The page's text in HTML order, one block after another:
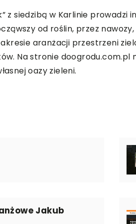
z siedzibą w Karlinie
od roślin, przez
aranżacji przestrzeni
Na stronie
oazy zieleni.
Jakub